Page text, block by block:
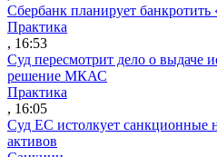
Сбербанк планирует банкротить
Практика
, 16:53
Суд пересмотрит дело о выдаче
решение МКАС
Практика
, 16:05
Суд ЕС истолкует санкционные
активов